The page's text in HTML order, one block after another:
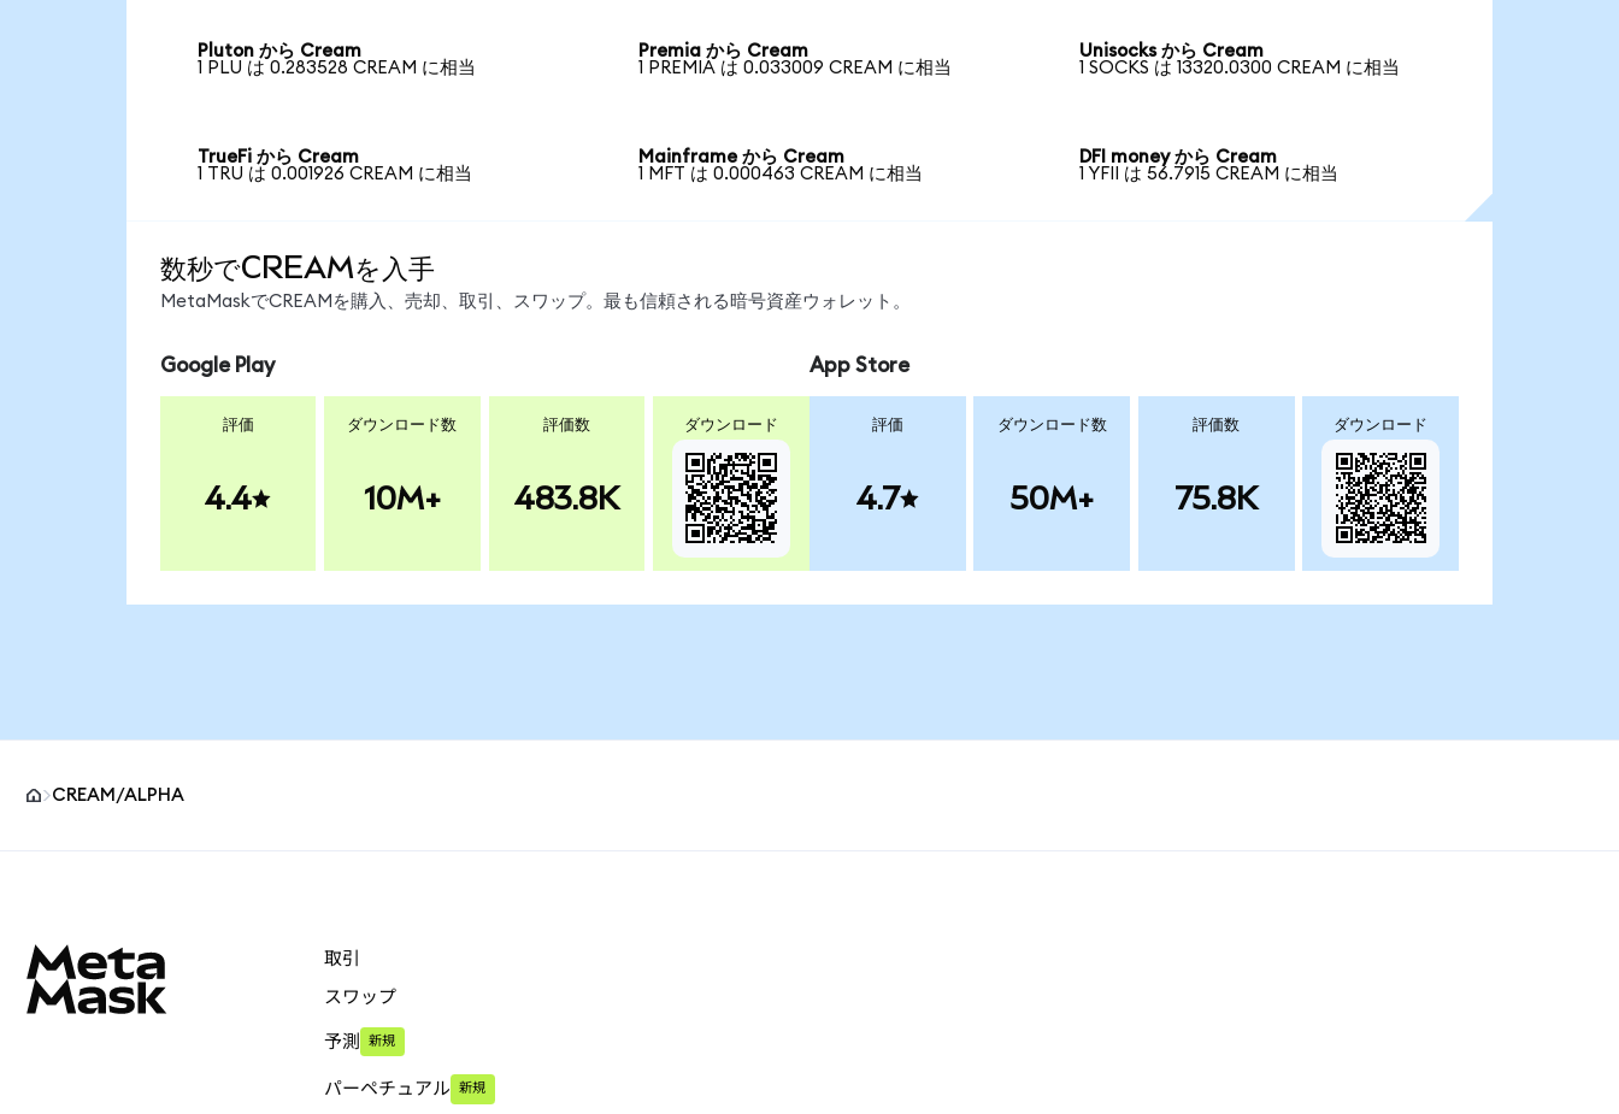
Pluton から Cream
1 PLU は 0.283528 CREAM に相当
Premia から Cream
1 PREMIA は 0.033009 CREAM に相当
Unisocks から Cream
1 SOCKS は 13320.0300 CREAM に相当
TrueFi から Cream
1 TRU は 0.001926 CREAM に相当
Mainframe から Cream
1 MFT は 0.000463 CREAM に相当
DFI money から Cream
1 YFII は 56.7915 CREAM に相当
数秒でCREAMを入手
MetaMaskでCREAMを購入、売却、取引、スワップ。最も信頼される暗号資産ウォレット。
Google Play
評価
4.4
ダウンロード数
10M+
評価数
483.8K
ダウンロード
App Store
評価
4.7
ダウンロード数
50M+
評価数
75.8K
ダウンロード
CREAM/ALPHA
取引
スワップ
予測 新規
パーペチュアル 新規